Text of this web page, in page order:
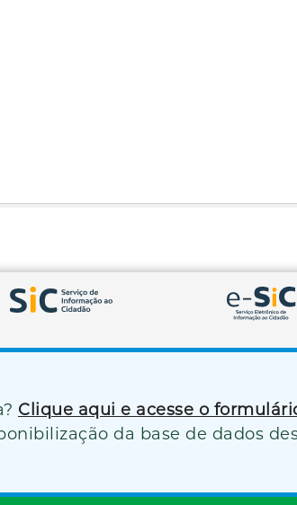
Clique aqui e acesse o
da base de dados